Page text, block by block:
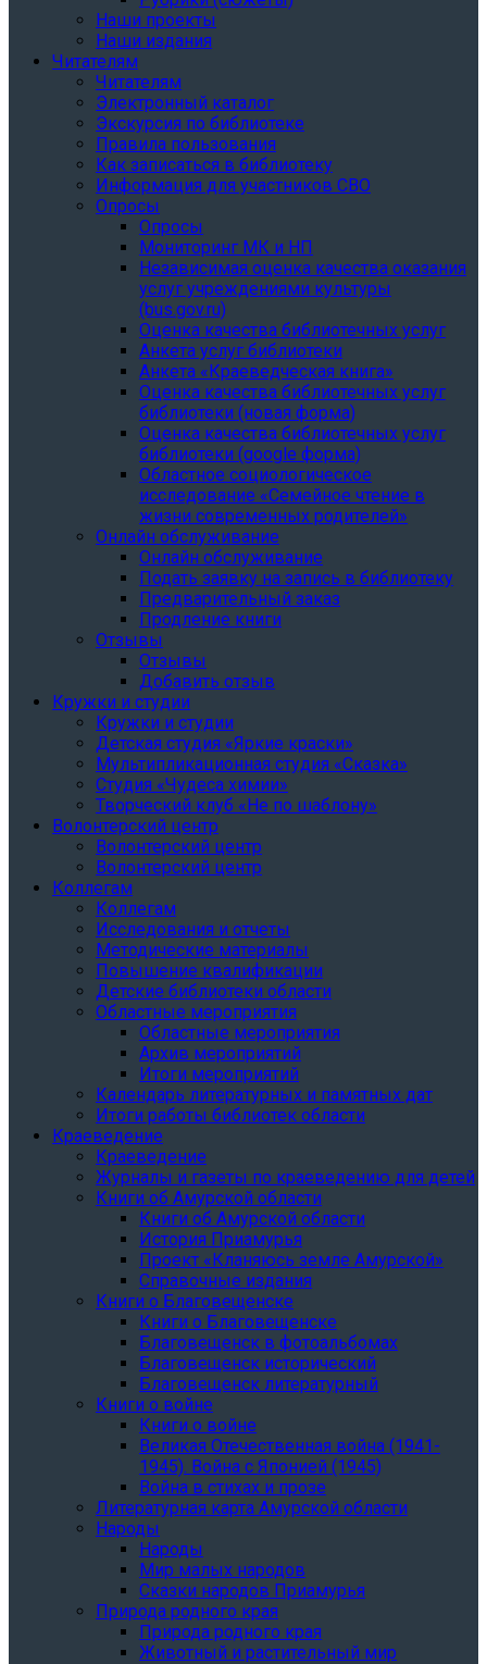
Наши проекты
Наши издания
Читателям
Читателям
Электронный каталог
Экскурсия по библиотеке
Правила пользования
Как записаться в библиотеку
Информация для участников СВО
Опросы
Опросы
Мониторинг МК и НП
Независимая оценка качества оказания
услуг учреждениями культуры
(bus.gov.ru)
Оценка качества библиотечных услуг
Анкета услуг библиотеки
Анкета «Краеведческая книга»
Oценка качества библиотечных услуг
библиотеки (новая форма)
Oценка качества библиотечных услуг
библиотеки (google форма)
Областное социологическое
исследование «Семейное чтение в
жизни современных родителей»
Онлайн обслуживание
Онлайн обслуживание
Подать заявку на запись в библиотеку
Предварительный заказ
Продление книги
Отзывы
Отзывы
Добавить отзыв
Кружки и студии
Кружки и студии
Детская студия «Яркие краски»
Мультипликационная студия «Сказка»
Студия «Чудеса химии»
Творческий клуб «Не по шаблону»
Волонтерский центр
Волонтерский центр
Волонтерский центр
Коллегам
Коллегам
Исследования и отчеты
Методические материалы
Повышение квалификации
Детские библиотеки области
Областные мероприятия
Областные мероприятия
Архив мероприятий
Итоги мероприятий
Календарь литературных и памятных дат
Итоги работы библиотек области
Краеведение
Краеведение
Журналы и газеты по краеведению для детей
Книги об Амурской области
Книги об Амурской области
История Приамурья
Проект «Кланяюсь земле Амурской»
Справочные издания
Книги о Благовещенске
Книги о Благовещенске
Благовещенск в фотоальбомах
Благовещенск исторический
Благовещенск литературный
Книги о войне
Книги о войне
Великая Отечественная война (1941-
1945). Война с Японией (1945)
Война в стихах и прозе
Литературная карта Амурской области
Народы
Народы
Мир малых народов
Сказки народов Приамурья
Природа родного края
Природа родного края
Животный и растительный мир